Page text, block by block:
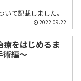
て記載しました。
2022.09.22
療をはじめるま
術編〜